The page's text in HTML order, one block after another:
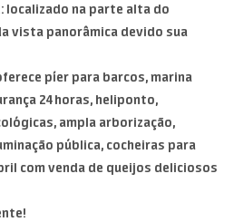
localizado na parte alta do
vista panorâmica devido sua
píer para barcos, marina
24 horas, heliponto,
ampla arborização,
pública, cocheiras para
com venda de queijos deliciosos